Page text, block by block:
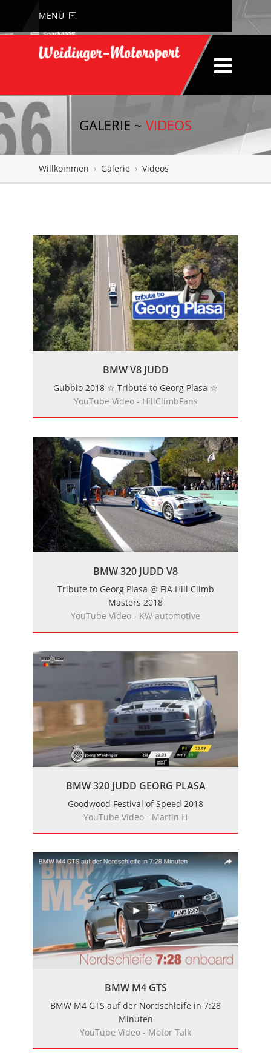
MENÜ
GALERIE ~ VIDEOS
Willkommen › Galerie › Videos
BMW V8 JUDD
Gubbio 2018 ☆ Tribute to Georg Plasa ☆
YouTube Video - HillClimbFans
BMW 320 JUDD V8
Tribute to Georg Plasa @ FIA Hill Climb
Masters 2018
YouTube Video - KW automotive
BMW 320 JUDD GEORG PLASA
Goodwood Festival of Speed 2018
YouTube Video - Martin H
BMW M4 GTS
BMW M4 GTS auf der Nordschleife in 7:28
Minuten
YouTube Video - Motor Talk